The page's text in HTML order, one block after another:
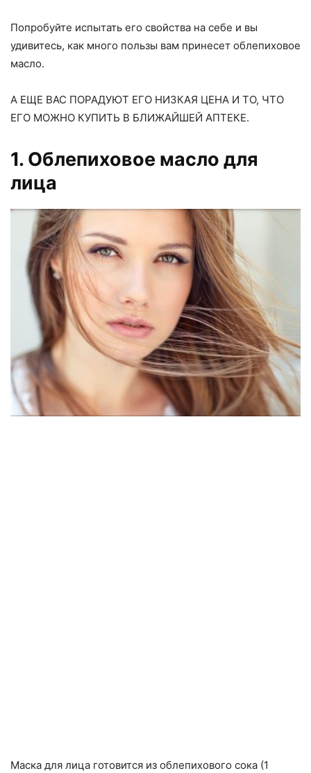
Попробуйте испытать его свойства на себе и вы
удивитесь, как много пользы вам принесет облепиховое
масло.
А ЕЩЕ ВАС ПОРАДУЮТ ЕГО НИЗКАЯ ЦЕНА И ТО, ЧТО
ЕГО МОЖНО КУПИТЬ В БЛИЖАЙШЕЙ АПТЕКЕ.
1. Облепиховое масло для
лица
Маска для лица готовится из облепихового сока (1